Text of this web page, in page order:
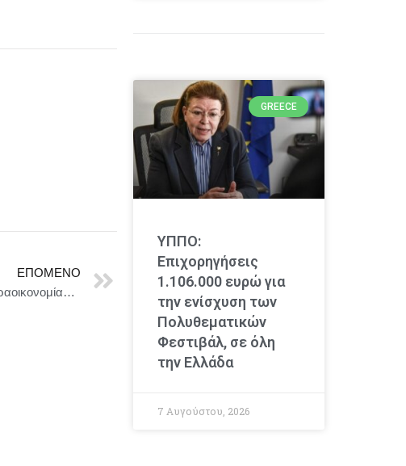
ΕΠΌΜΕΝΟ
Κυριάκος Πιερρακάκης: «Το ποσοστό της παραοικονομίας έχει πέσει στο μισό»
GREECE
ΥΠΠΟ:
Επιχορηγήσεις
1.106.000 ευρώ για
την ενίσχυση των
Πολυθεματικών
Φεστιβάλ, σε όλη
την Ελλάδα
7 Αυγούστου, 2026